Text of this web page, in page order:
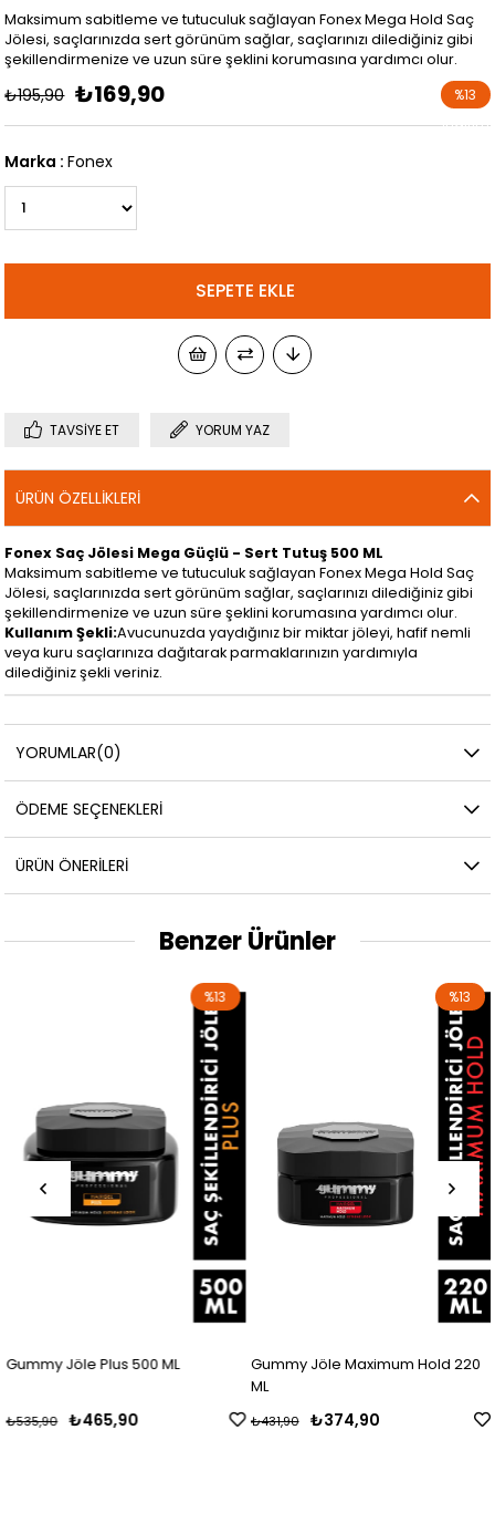
Maksimum sabitleme ve tutuculuk sağlayan Fonex Mega Hold Saç
Jölesi, saçlarınızda sert görünüm sağlar, saçlarınızı dilediğiniz gibi
şekillendirmenize ve uzun süre şeklini korumasına yardımcı olur.
₺195,90 ₺169,90 %13
İndirim
Marka : Fonex
TAVSIYE ET YORUM YAZ
ÜRÜN ÖZELLIKLERI
Fonex Saç Jölesi Mega Güçlü - Sert Tutuş 500 ML
Maksimum sabitleme ve tutuculuk sağlayan Fonex Mega Hold Saç
Jölesi, saçlarınızda sert görünüm sağlar, saçlarınızı dilediğiniz gibi
şekillendirmenize ve uzun süre şeklini korumasına yardımcı olur.
Kullanım Şekli:Avucunuzda yaydığınız bir miktar jöleyi, hafif nemli
veya kuru saçlarınıza dağıtarak parmaklarınızın yardımıyla
dilediğiniz şekli veriniz.
YORUMLAR(0)
ÖDEME SEÇENEKLERI
ÜRÜN ÖNERILERI
Benzer Ürünler
Gummy Jöle Plus 500 ML
₺465,90
₺535,90
%13
Gummy Jöle Maximum Hold 220
ML
₺374,90
₺431,90
%13